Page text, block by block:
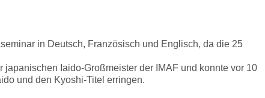
in Deutsch, Französisch und Englisch, da die 25
Iaido-Großmeister der IMAF und konnte vor 10
und den Kyoshi-Titel erringen.